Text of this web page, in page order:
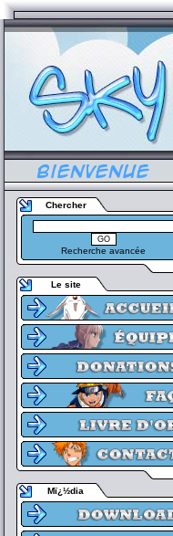
Chercher
Recherche avancée
Le site
Mï¿½dia